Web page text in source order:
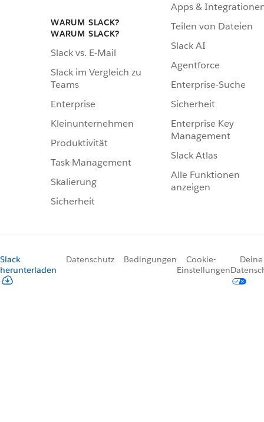
WARUM SLACK?
WARUM SLACK?
Slack vs. E-Mail
Slack im Vergleich zu
Teams
Enterprise
Kleinunternehmen
Produktivität
Task-Management
Skalierung
Sicherheit
Apps &
Teilen von Dateien
Slack AI
Agentforce
Enterprise-Suche
Sicherheit
Enterprise Key
Management
Slack Atlas
Alle Funktionen
anzeigen
Slack
herunterladen
Datenschutz Bedingungen
Cookie-
Einstellungen
Deine